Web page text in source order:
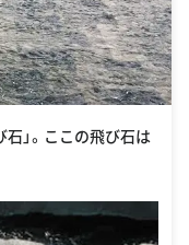
」。ここの飛び石は